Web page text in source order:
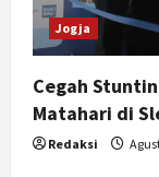
Jogja
Cegah
Matahari di
Redaksi